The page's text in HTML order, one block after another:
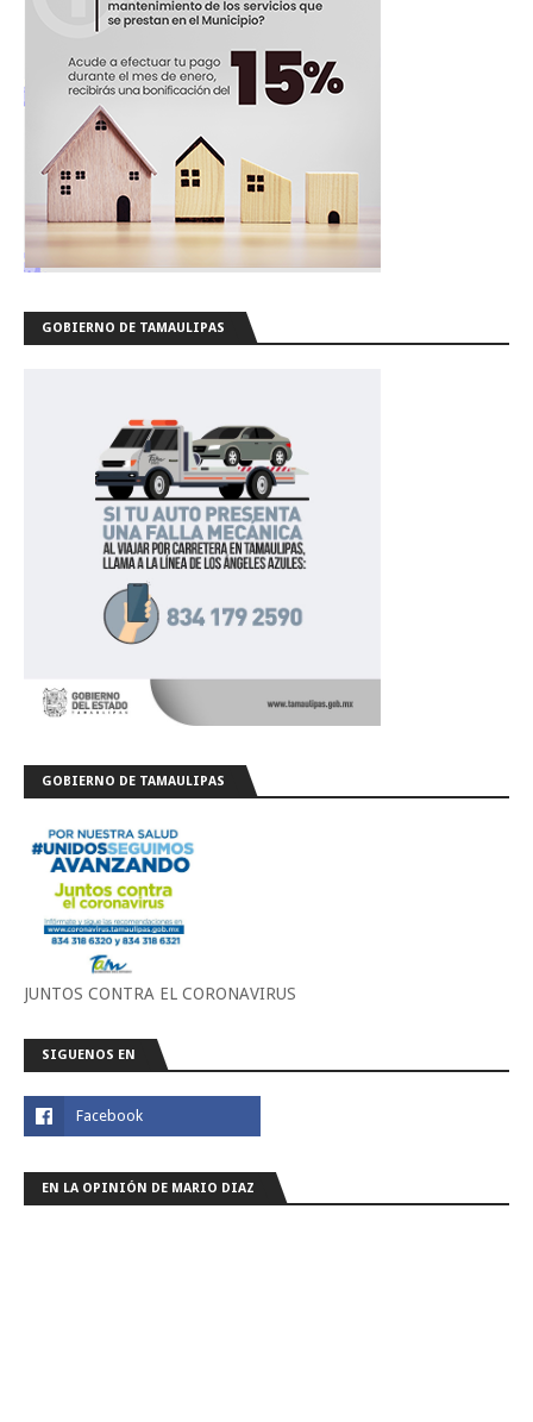
GOBIERNO DE TAMAULIPAS
GOBIERNO DE TAMAULIPAS
JUNTOS CONTRA EL CORONAVIRUS
SIGUENOS EN
EN LA OPINIÓN DE MARIO DIAZ